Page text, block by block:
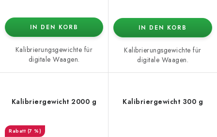
IN DEN KORB
Kalibrierungsgewichte für
digitale Waagen.
IN DEN KORB
Kalibrierungsgewichte für
digitale Waagen.
Kalibriergewicht 2000 g
(7 %)
Kalibriergewicht 300 g